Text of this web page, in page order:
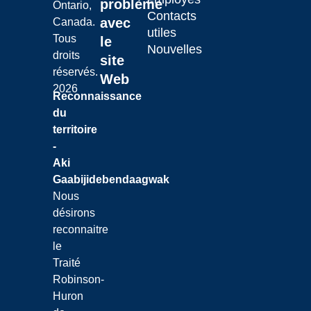
problème
avec
le
site
Web
Contacts
utiles
Nouvelles
Reconnaissance
du
territoire
-
Aki
Gaabijidebendaagwak
Nous
désirons
reconnaitre
le
Traité
Robinson-
Huron
Ontario,
Canada.
Tous
droits
réservés.
2026